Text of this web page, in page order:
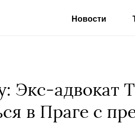
Новости
Экс-адвокат
в Праге с